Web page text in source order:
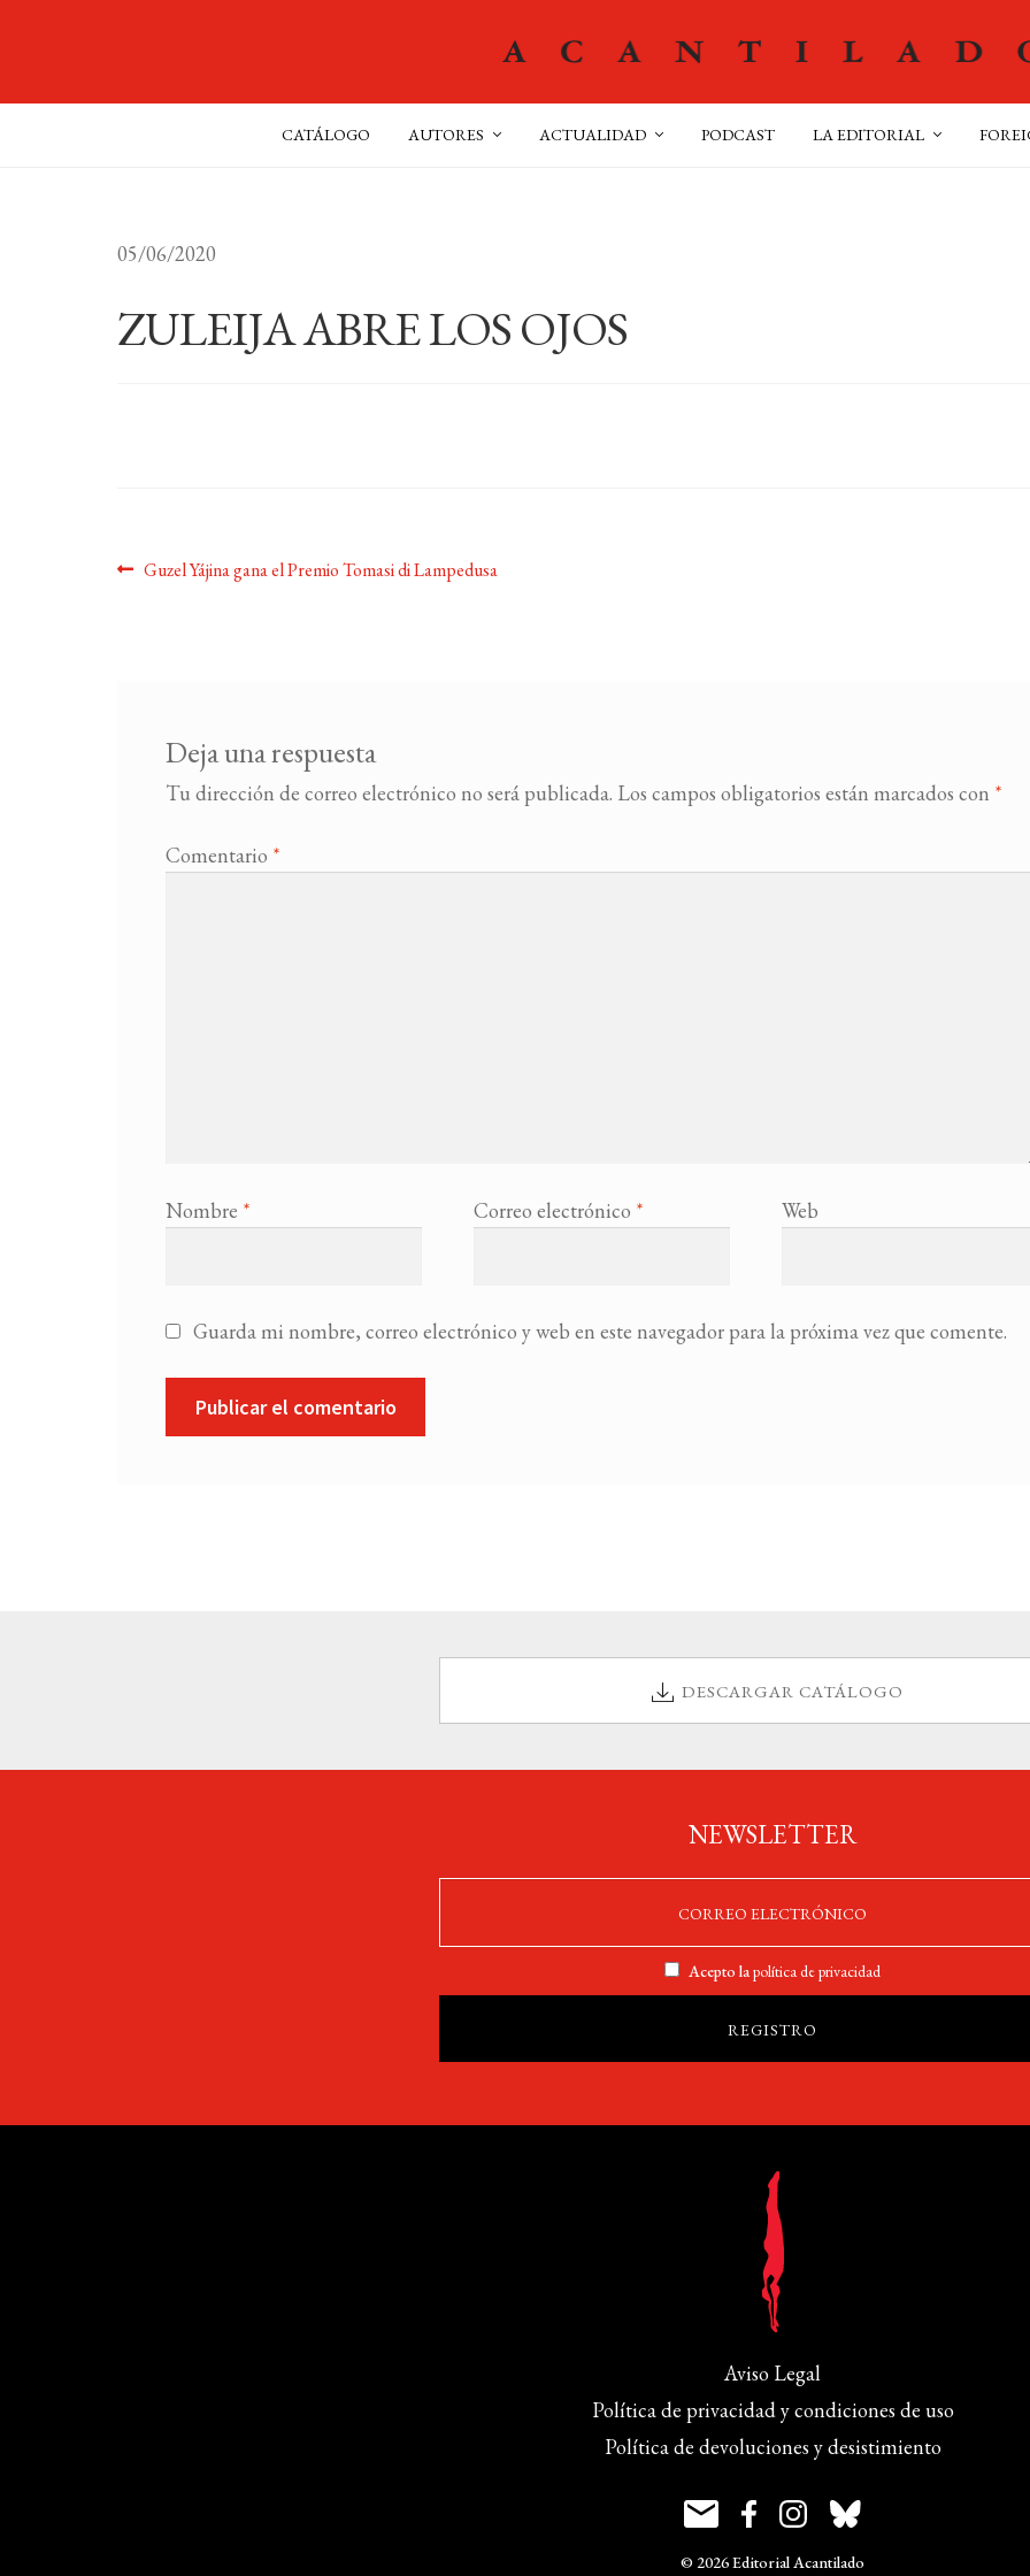
CATÁLOGO AUTORES ACTUALIDAD PODCAST LA EDITORIAL
05/06/2020
ZULEIJA ABRE LOS OJOS
Navegación
Anterior:
Guzel Yájina gana el Premio Tomasi di Lampedusa
Deja una respuesta
Tu dirección de correo electrónico no será publicada. Los campos obligatorios están marcados con *
Comentario *
Nombre * Correo electrónico * Web
Guarda mi nombre, correo electrónico y web en este navegador para la próxima vez que comente.
DESCARGAR CATÁLOGO
NEWSLETTER
Acepto lapolítica de privacidad
Aviso Legal
Política de privacidad y condiciones de uso
Política de devoluciones y desistimiento
© 2026 Editorial Acantilado